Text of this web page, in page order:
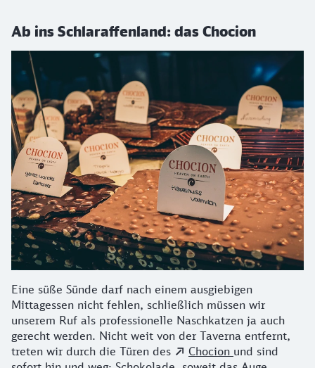
Ab ins Schlaraffenland: das Chocion
Eine süße Sünde darf nach einem ausgiebigen
Mittagessen nicht fehlen, schließlich müssen wir
unserem Ruf als professionelle Naschkatzen ja auch
gerecht werden. Nicht weit von der Taverna entfernt,
treten wir durch die Türen des
Chocion und sind